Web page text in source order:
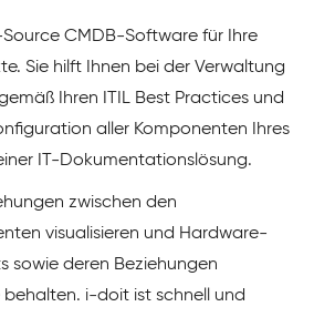
CMDB-Software für Ihre
Sie hilft Ihnen bei der Verwaltung
Ihren ITIL Best Practices und
aller Komponenten Ihres
IT-Dokumentationslösung.
zwischen den
visualisieren und Hardware-
sowie deren Beziehungen
i-doit ist schnell und